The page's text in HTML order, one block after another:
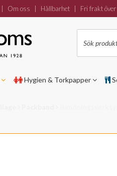
Om oss Hållbarhet Fri frakt
Hygien & Torkpapper